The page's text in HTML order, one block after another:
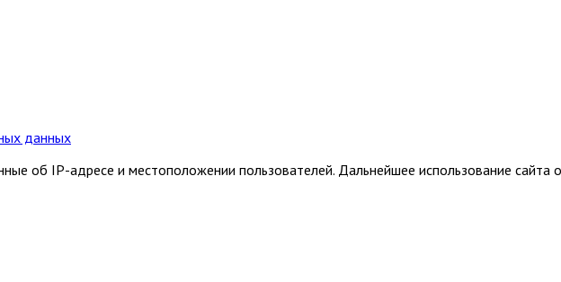
данных
об IP-адресе и местоположении пользователей. Дальнейшее использование сайта